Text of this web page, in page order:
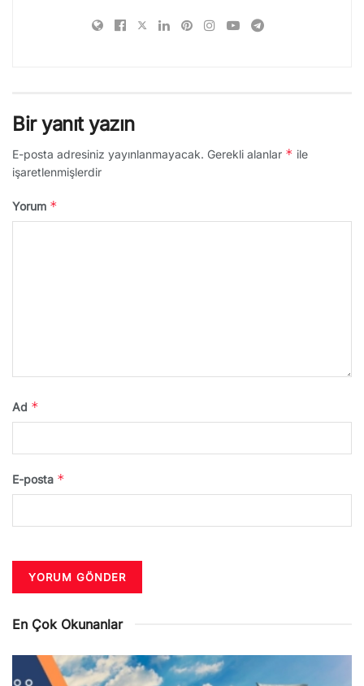
Bir yanıt yazın
E-posta adresiniz yayınlanmayacak. Gerekli alanlar * ile
işaretlenmişlerdir
Yorum *
Ad *
E-posta *
En Çok Okunanlar